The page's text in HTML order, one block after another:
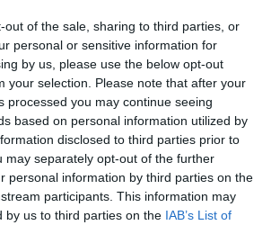
out of the sale, sharing to third parties, or
personal or sensitive information for
by us, please use the below opt-out
your selection. Please note that after your
processed you may continue seeing
based on personal information utilized by
disclosed to third parties prior to
may separately opt-out of the further
personal information by third parties on the
participants. This information may
by us to third parties on the IAB’s List of
σε συμφωνία για
Ορμούζ – Πρόοδος
Ιράν και Ομάν